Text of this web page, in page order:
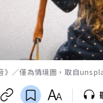
》／僅為情境圖，取自